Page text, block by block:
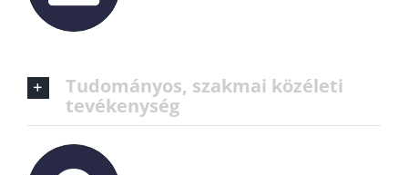
Tudományos, szakmai közéleti
tevékenység